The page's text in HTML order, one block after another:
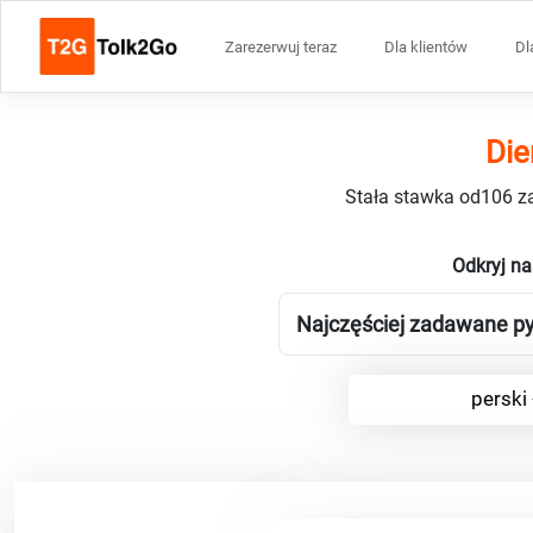
Zarezerwuj teraz Dla klientów
Stała stawka od106
Odkryj
Najczęściej zadawane
perski